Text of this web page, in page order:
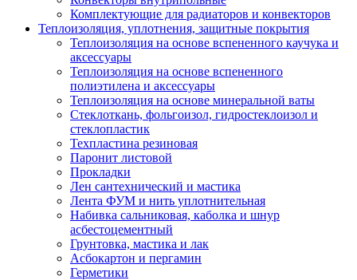
Комплектующие для радиаторов и конвекторов
Теплоизоляция, уплотнения, защитные покрытия
Теплоизоляция на основе вспененного каучука и
аксессуары
Теплоизоляция на основе вспененного
полиэтилена и аксессуары
Теплоизоляция на основе минеральной ваты
Стеклоткань, фольгоизол, гидростеклоизол и
стеклопластик
Техпластина резиновая
Паронит листовой
Прокладки
Лен сантехнический и мастика
Лента ФУМ и нить уплотнительная
Набивка сальниковая, каболка и шнур
асбестоцементный
Грунтовка, мастика и лак
Асбокартон и пергамин
Герметики